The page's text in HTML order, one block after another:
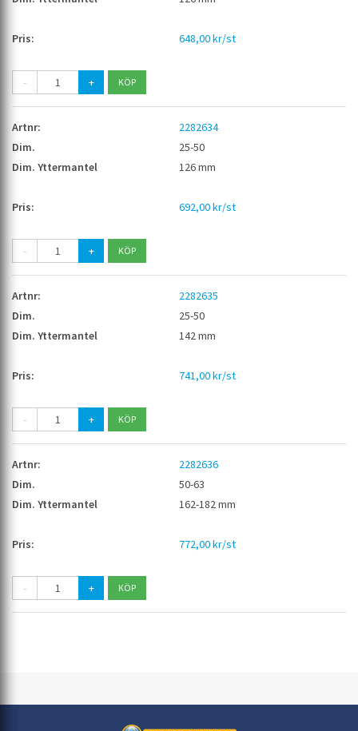
648,00 kr/st
- +
2282634
25-50
126 mm
692,00 kr/st
- +
2282635
25-50
142 mm
741,00 kr/st
- +
2282636
50-63
162-182 mm
772,00 kr/st
- +